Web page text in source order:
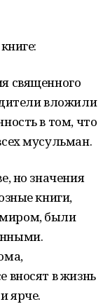
священного
вложили
в том, что
мусульман.
но значения
книги,
были
вносят в жизнь
ярче.